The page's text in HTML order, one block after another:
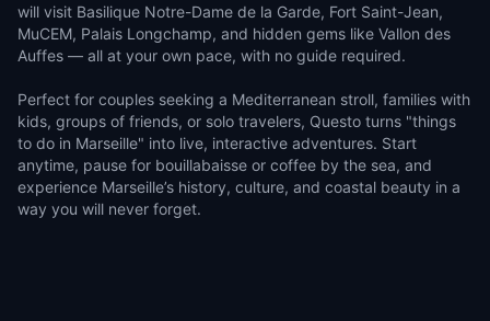
will visit Basilique Notre-Dame de la Garde, Fort Saint-Jean,
MuCEM, Palais Longchamp, and hidden gems like Vallon des
Auffes — all at your own pace, with no guide required.
Perfect for couples seeking a Mediterranean stroll, families with
kids, groups of friends, or solo travelers, Questo turns "things
to do in Marseille" into live, interactive adventures. Start
anytime, pause for bouillabaisse or coffee by the sea, and
experience Marseille’s history, culture, and coastal beauty in a
way you will never forget.